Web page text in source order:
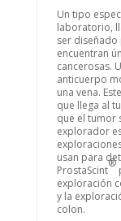
Un tipo
laboratorio,
ser diseñado
encuentran
cancerosas.
anticuerpo
una vena.
que llega al
que el tumor
explorador
usan para
ProstaScint
®
exploración
y la
colon.